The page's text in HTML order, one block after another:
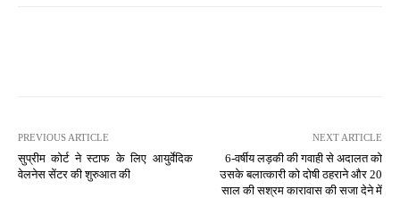
PREVIOUS ARTICLE
सुप्रीम कोर्ट ने स्टाफ के लिए आयुर्वेदिक
वेलनेस सेंटर की शुरुआत की
NEXT ARTICLE
6-वर्षीय लड़की की गवाही से अदालत को
उसके बलात्कारी को दोषी ठहराने और 20
साल की सश्रम कारावास की सजा देने में